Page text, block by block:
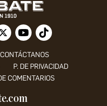
CONTÁCTANOS
P. DE PRIVACIDAD
COMENTARIOS